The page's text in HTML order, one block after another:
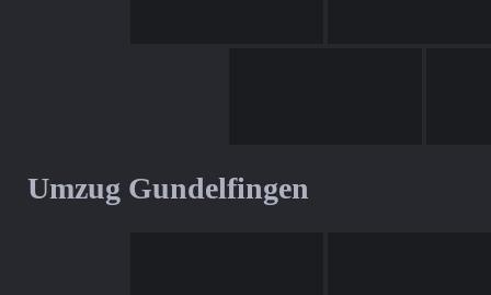
Umzug Gundelfingen